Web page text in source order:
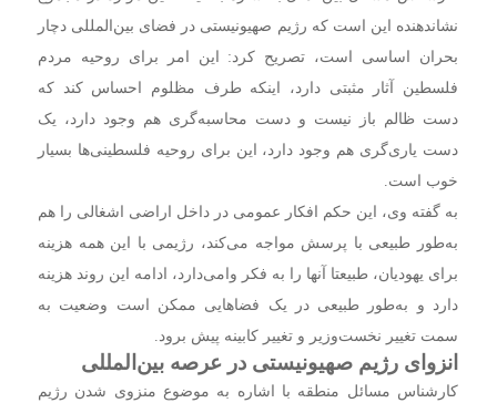
نشان‎دهنده این است که رژیم صهیونیستی در فضای بین‌المللی دچار
بحران اساسی است، تصریح کرد: این امر برای روحیه مردم
فلسطین آثار مثبتی دارد، اینکه طرف مظلوم احساس کند که
دست ظالم باز نیست و دست محاسبه‌گری هم وجود دارد، یک
دست یاری‌گری هم وجود دارد، این برای روحیه فلسطینی‌ها بسیار
خوب است.
به گفته وی، این حکم افکار عمومی در داخل اراضی اشغالی را هم
به‌طور طبیعی با پرسش مواجه می‌کند، رژیمی با این همه هزینه
برای یهودیان، طبیعتا آنها را به فکر وامی‌دارد، ادامه این روند هزینه
دارد و به‌طور طبیعی در یک فضا‌هایی ممکن است وضعیت به
سمت تغییر نخست‌وزیر و تغییر کابینه پیش برود.
انزوای رژیم صهیونیستی در عرصه بین‌المللی
کارشناس مسائل منطقه با اشاره به موضوع منزوی شدن رژیم